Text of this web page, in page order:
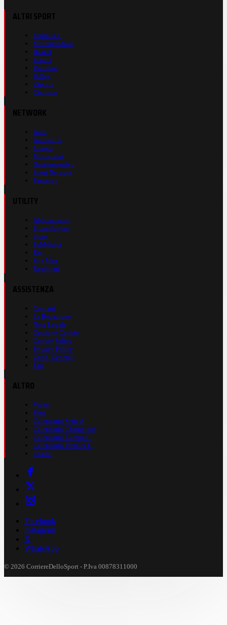
Formula 1
Motomondiale
Basket
Tennis
Running
Volley
eSports
Ciclismo
Auto
Autosprint
Inmoto
Motosprint
Guerinsportivo
Sport Network
Fantacup
Abbonamenti
Prima Pagina
Store
Pubblicità
Rss
Site Map
Registrati
Contatti
La Redazione
Nota Legale
Gestione Cookie
Cookie Policy
Privacy Policy
Cond. Generali
Faq
Video
Foto
Calendario Serie A
Calendario Champions
Calendario Europa L.
Calendario Premier L.
Casinò
Facebook
Instagram
X
WhatsApp
© 2026 CorriereDelloSport - P.Iva 00878311000